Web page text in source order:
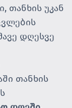
თანხის უკან
დღესვე
თანხის